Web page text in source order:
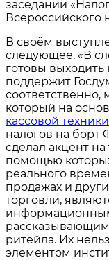
заседании
Всероссийского
В своём
следующее. «В
готовы
поддержит
который на
кассовой техники
налогов на борт
сделал акцент на
помощью
реального
продажах и
торговли,
рассказывающим
ритейла. Их
элементом